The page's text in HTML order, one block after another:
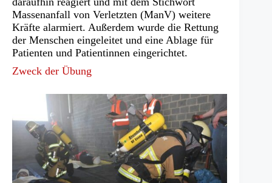
Massenanfall von Verletzten (ManV) weitere
Kräfte alarmiert. Außerdem wurde die Rettung
der Menschen eingeleitet und eine Ablage für
Patienten und Patientinnen eingerichtet.
Zweck der Übung